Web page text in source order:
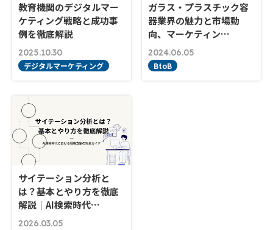
教育機関のデジタルマー
ケティング戦略と成功事
例を徹底解説
2025.10.30
デジタルマーケティング
ガラス・プラスチック容
器業界の魅力と市場動
向、マーケティン…
2024.06.05
BtoB
サイテーション分析と
は？基本とやり方を徹底
解説｜AI検索時代…
2026.03.05